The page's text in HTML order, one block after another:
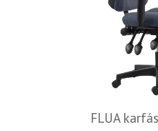
FLUA